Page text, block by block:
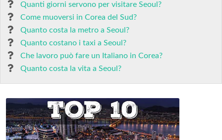
Quanti giorni servono per visitare Seoul?
Come muoversi in Corea del Sud?
Quanto costa la metro a Seoul?
Quanto costano i taxi a Seoul?
Che lavoro può fare un Italiano in Corea?
Quanto costa la vita a Seoul?